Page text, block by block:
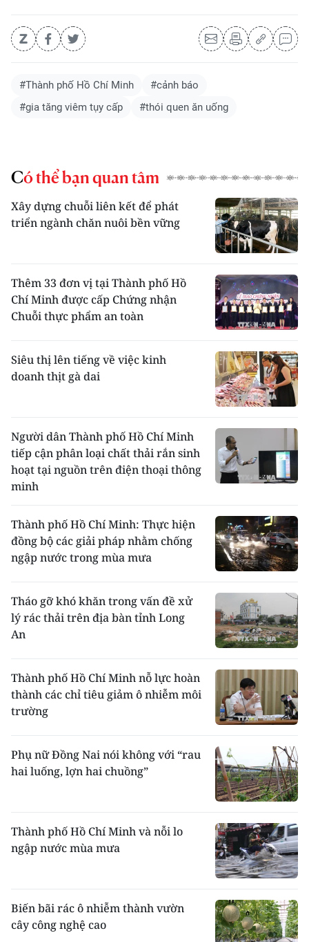
#Thành phố Hồ Chí Minh
#cảnh báo
#gia tăng viêm tụy cấp
#thói quen ăn uống
Có thể bạn quan tâm
Xây dựng chuỗi liên kết để phát
triển ngành chăn nuôi bền vững
Thêm 33 đơn vị tại Thành phố Hồ
Chí Minh được cấp Chứng nhận
Chuỗi thực phẩm an toàn
Siêu thị lên tiếng về việc kinh
doanh thịt gà dai
Người dân Thành phố Hồ Chí Minh
tiếp cận phân loại chất thải rắn sinh
hoạt tại nguồn trên điện thoại thông
minh
Thành phố Hồ Chí Minh: Thực hiện
đồng bộ các giải pháp nhằm chống
ngập nước trong mùa mưa
Tháo gỡ khó khăn trong vấn đề xử
lý rác thải trên địa bàn tỉnh Long
An
Thành phố Hồ Chí Minh nỗ lực hoàn
thành các chỉ tiêu giảm ô nhiễm môi
trường
Phụ nữ Đồng Nai nói không với “rau
hai luống, lợn hai chuồng”
Thành phố Hồ Chí Minh và nỗi lo
ngập nước mùa mưa
Biến bãi rác ô nhiễm thành vườn
cây công nghệ cao